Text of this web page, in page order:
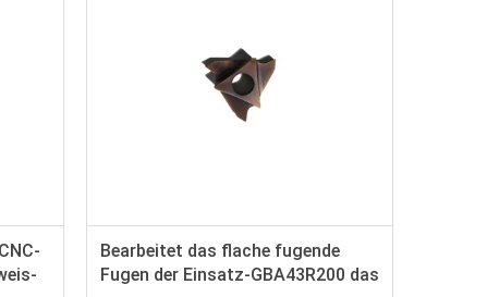
Bearbeitet das flache fugende
Fugen der Einsatz-GBA43R200 das